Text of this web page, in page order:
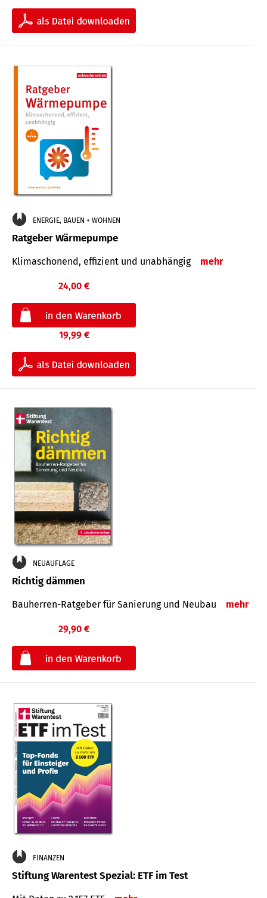
ENERGIE, BAUEN + WOHNEN
Ratgeber Wärmepumpe
Klimaschonend, effizient und unabhängig mehr
24,00 €
19,99 €
NEUAUFLAGE
Richtig dämmen
Bauherren-Ratgeber für Sanierung und Neubau mehr
29,90 €
FINANZEN
Stiftung Warentest Spezial: ETF im Test